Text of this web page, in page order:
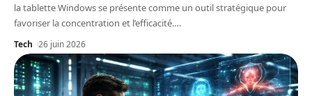
la tablette Windows se présente comme un outil stratégique pour
favoriser la concentration et l’efficacité.…
Tech 26 juin 2026